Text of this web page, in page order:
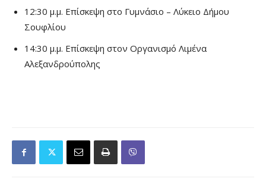
12:30 μ.μ. Επίσκεψη στο Γυμνάσιο – Λύκειο Δήμου
Σουφλίου
14:30 μ.μ. Επίσκεψη στον Οργανισμό Λιμένα
Αλεξανδρούπολης